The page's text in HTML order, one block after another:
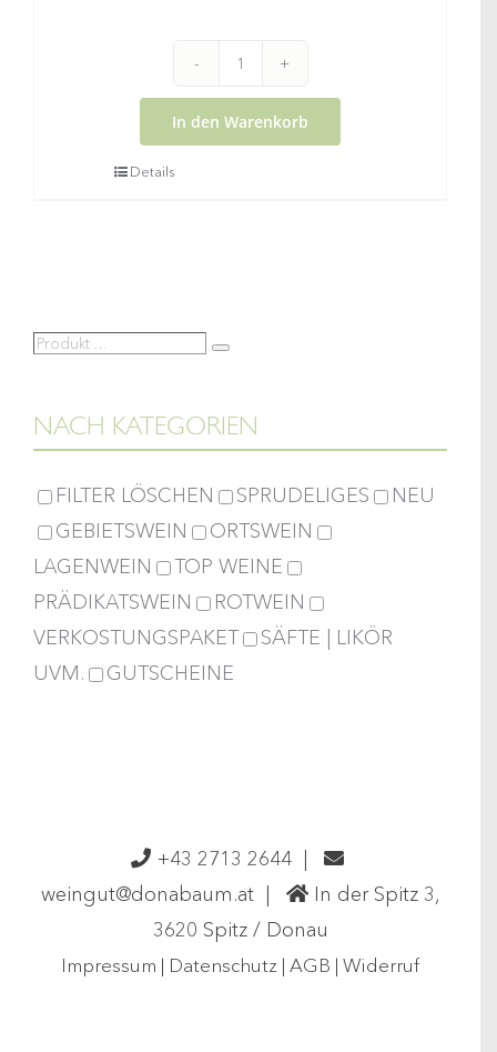
Marillenmarmelade
Menge
In den Warenkorb
Details
Produkt
Suche
NACH KATEGORIEN
FILTER LÖSCHEN SPRUDELIGES
NEU
GEBIETSWEIN
ORTSWEIN
LAGENWEIN
TOP WEINE
PRÄDIKATSWEIN
ROTWEIN
VERKOSTUNGSPAKET
SÄFTE | LIKÖR
UVM.
GUTSCHEINE
+43 2713 2644
weingut@donabaum.at
In der Spitz 3,
3620 Spitz / Donau
Impressum | Datenschutz | AGB | Widerruf